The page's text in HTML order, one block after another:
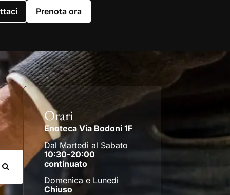
Prenota ora
Orari
Enoteca Via Bodoni 1F
Dal Martedì al Sabato
10:30-20:00
continuato
Domenica e Lunedì
Chiuso